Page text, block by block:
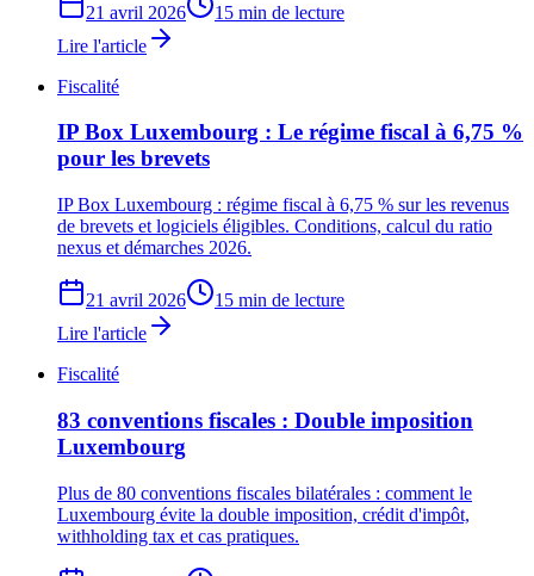
21 avril 2026
15 min de lecture
Lire l'article
Fiscalité
IP Box Luxembourg : Le régime fiscal à 6,75 %
pour les brevets
IP Box Luxembourg : régime fiscal à 6,75 % sur les revenus
de brevets et logiciels éligibles. Conditions, calcul du ratio
nexus et démarches 2026.
21 avril 2026
15 min de lecture
Lire l'article
Fiscalité
83 conventions fiscales : Double imposition
Luxembourg
Plus de 80 conventions fiscales bilatérales : comment le
Luxembourg évite la double imposition, crédit d'impôt,
withholding tax et cas pratiques.